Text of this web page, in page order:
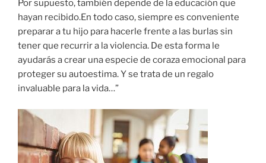
Por supuesto, también depende de la educación que
hayan recibido.En todo caso, siempre es conveniente
preparar a tu hijo para hacerle frente a las burlas sin
tener que recurrir a la violencia. De esta forma le
ayudarás a crear una especie de coraza emocional para
proteger su autoestima. Y se trata de un regalo
invaluable para la vida…”